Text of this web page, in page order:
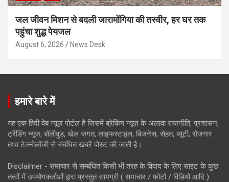
जल जीवन मिशन से बदली जारामोंगिया की तस्वीर, हर घर तक
पहुंचा शुद्ध पेयजल
August 6, 2026 News Desk
हमारे बारे में
यह एक हिंदी वेब न्यूज़ पोर्टल है जिसमें ब्रेकिंग न्यूज़ के अलावा राजनीति, प्रशासन,
ट्रेंडिंग न्यूज, बॉलीवुड, खेल जगत, लाइफस्टाइल, बिजनेस, सेहत, ब्यूटी, रोजगार
तथा टेक्नोलॉजी से संबंधित खबरें पोस्ट की जाती है।
Disclaimer - समाचार से सम्बंधित किसी भी तरह के विवाद के लिए साइट के कुछ
तत्वों में उपयोगकर्ताओं द्वारा प्रस्तुत सामग्री ( समाचार / फोटो / विडियो आदि )